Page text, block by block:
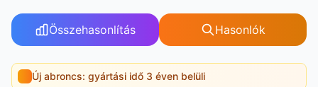
Összehasonlítás Hasonlók
Új abroncs: gyártási idő 3 éven belüli